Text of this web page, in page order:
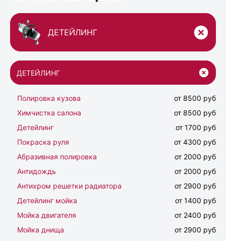
ДЕТЕЙЛИНГ
ДЕТЕЙЛИНГ
Полировка кузова
от 8500 руб
Химчистка салона
от 8500 руб
Детейлинг
от 1700 руб
Покраска руля
от 4300 руб
Абразивная полировка
от 2000 руб
Антидождь
от 2000 руб
Антихром решетки радиатора
от 2900 руб
Детейлинг мойка
от 1400 руб
Мойка двигателя
от 2400 руб
Мойка днища
от 2900 руб